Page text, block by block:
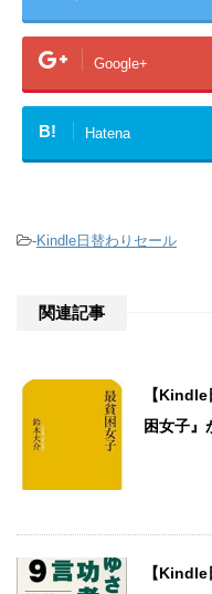
Google+
B! Hatena
-Kindle日替わりセール
関連記事
【
困女子』
【